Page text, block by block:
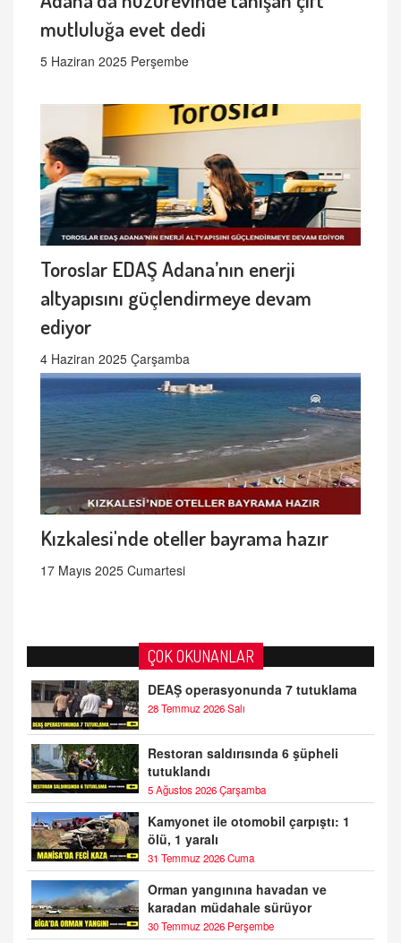
mutluluğa evet dedi
5 Haziran 2025 Perşembe
Toroslar EDAŞ Adana’nın enerji
altyapısını güçlendirmeye devam
ediyor
4 Haziran 2025 Çarşamba
Kızkalesi'nde oteller bayrama hazır
17 Mayıs 2025 Cumartesi
ÇOK OKUNANLAR
DEAŞ operasyonunda 7 tutuklama
28 Temmuz 2026 Salı
Restoran saldırısında 6 şüpheli
tutuklandı
5 Ağustos 2026 Çarşamba
Kamyonet ile otomobil çarpıştı: 1
ölü, 1 yaralı
31 Temmuz 2026 Cuma
Orman yangınına havadan ve
karadan müdahale sürüyor
30 Temmuz 2026 Perşembe